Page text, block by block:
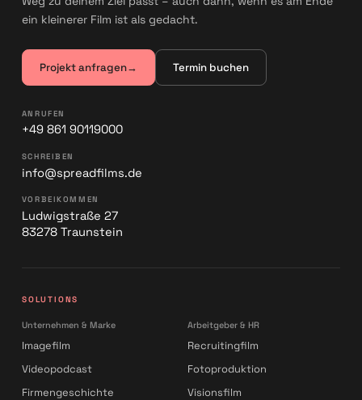
ein kleinerer Film ist als gedacht.
Projekt anfragen→ Termin buchen
ANRUFEN
+49 861 90119000
SCHREIBEN
info@spreadfilms.de
VORBEIKOMMEN
Ludwigstraße 27
83278 Traunstein
SOLUTIONS
Unternehmen & Marke
Imagefilm
Videopodcast
Firmengeschichte
Arbeitgeber & HR
Recruitingfilm
Fotoproduktion
Visionsfilm